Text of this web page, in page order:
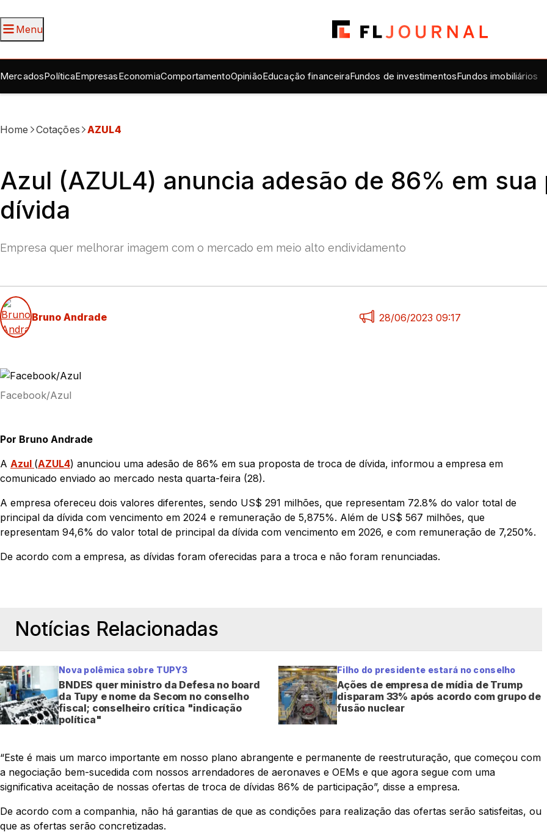
Menu
MercadosPolíticaEmpresasEconomiaComportamentoOpiniãoEducação financeiraFundos de investimentosFundos imobiliários
Home Cotações AZUL4
Azul (AZUL4) anuncia adesão de 86% em
dívida
Empresa quer melhorar imagem com o mercado em meio alto endividamento
Bruno Andrade 28/06/2023 09:17
Facebook/Azul
Por Bruno Andrade
A Azul (AZUL4) anunciou uma adesão de 86% em sua proposta de troca de dívida, informou a empresa em
comunicado enviado ao mercado nesta quarta-feira (28).
A empresa ofereceu dois valores diferentes, sendo US$ 291 milhões, que representam 72.8% do valor total de
principal da dívida com vencimento em 2024 e remuneração de 5,875%. Além de US$ 567 milhões, que
representam 94,6% do valor total de principal da dívida com vencimento em 2026, e com remuneração de 7,250%.
De acordo com a empresa, as dívidas foram oferecidas para a troca e não foram renunciadas.
Notícias Relacionadas
Nova polêmica sobre TUPY3
BNDES quer ministro da Defesa no board
da Tupy e nome da Secom no conselho
fiscal; conselheiro crítica "indicação
política"
Filho do presidente estará no conselho
Ações de empresa de mídia de Trump
disparam 33% após acordo com grupo de
fusão nuclear
“Este é mais um marco importante em nosso plano abrangente e permanente de reestruturação, que começou com
a negociação bem-sucedida com nossos arrendadores de aeronaves e OEMs e que agora segue com uma
significativa aceitação de nossas ofertas de troca de dívidas 86% de participação”, disse a empresa.
De acordo com a companhia, não há garantias de que as condições para realização das ofertas serão satisfeitas, ou
que as ofertas serão concretizadas.